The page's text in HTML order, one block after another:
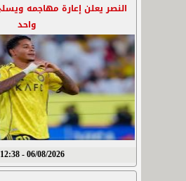
النصر يعلن إعارة مهاجمه
واحد
06/08/2026 - 12:38 م